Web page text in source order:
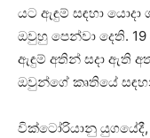
යට ඇඳුම් සඳහා යොදා
ඔවුහු පෙන්වා දෙති.
ඇඳුම් අතින් සදා ඇති
ඔවුන්ගේ කෘතියේ
වික්ටෝරියානු